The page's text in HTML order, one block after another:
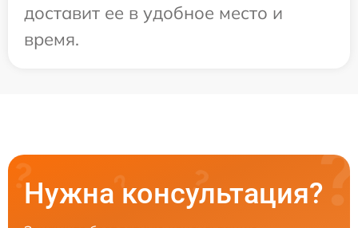
доставит ее в удобное место и
время.
Нужна консультация?